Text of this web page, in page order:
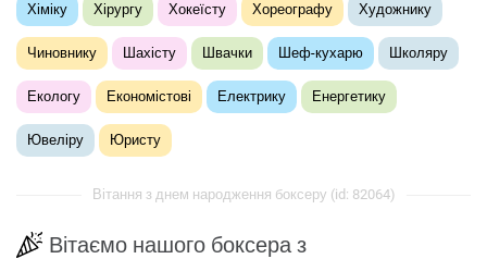
Хіміку Хірургу Хокеїсту Хореографу Художнику
Чиновнику Шахісту Швачки Шеф-кухарю Школяру
Екологу Економістові Електрику Енергетику
Ювеліру Юристу
Вітання з днем ​​народження боксеру (id: 82064)
Вітаємо нашого боксера з